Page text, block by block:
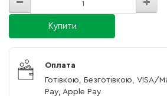
Купити
Оплата
Готівкою, Безготівкою, VISA/
Pay, Apple Pay